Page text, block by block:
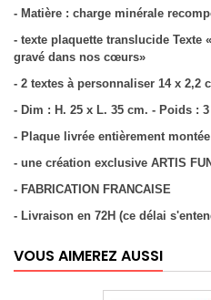
- Matière : charge minérale
- texte plaquette translucide Texte
gravé dans nos cœurs»
- 2 textes à personnaliser 14 x 2,2
- Dim : H. 25 x L. 35 cm. - Poids :
- Plaque livrée entièrement montée
- une création exclusive ARTIS
- FABRICATION FRANCAISE
- Livraison en 72H (ce délai
VOUS AIMEREZ AUSSI